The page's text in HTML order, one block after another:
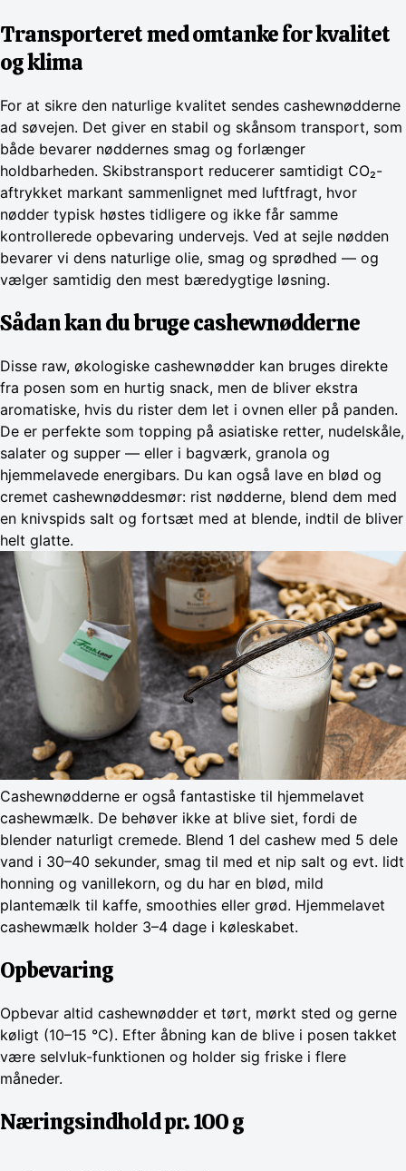
Transporteret med omtanke for kvalitet
og klima
For at sikre den naturlige kvalitet sendes cashewnødderne
ad søvejen. Det giver en stabil og skånsom transport, som
både bevarer nøddernes smag og forlænger
holdbarheden. Skibstransport reducerer samtidigt CO₂-
aftrykket markant sammenlignet med luftfragt, hvor
nødder typisk høstes tidligere og ikke får samme
kontrollerede opbevaring undervejs. Ved at sejle nødden
bevarer vi dens naturlige olie, smag og sprødhed — og
vælger samtidig den mest bæredygtige løsning.
Sådan kan du bruge cashewnødderne
Disse raw, økologiske cashewnødder kan bruges direkte
fra posen som en hurtig snack, men de bliver ekstra
aromatiske, hvis du rister dem let i ovnen eller på panden.
De er perfekte som topping på asiatiske retter, nudelskåle,
salater og supper — eller i bagværk, granola og
hjemmelavede energibars. Du kan også lave en blød og
cremet cashewnøddesmør: rist nødderne, blend dem med
en knivspids salt og fortsæt med at blende, indtil de bliver
helt glatte.
Cashewnødderne er også fantastiske til hjemmelavet
cashewmælk. De behøver ikke at blive siet, fordi de
blender naturligt cremede. Blend 1 del cashew med 5 dele
vand i 30–40 sekunder, smag til med et nip salt og evt. lidt
honning og vanillekorn, og du har en blød, mild
plantemælk til kaffe, smoothies eller grød. Hjemmelavet
cashewmælk holder 3–4 dage i køleskabet.
Opbevaring
Opbevar altid cashewnødder et tørt, mørkt sted og gerne
køligt (10–15 °C). Efter åbning kan de blive i posen takket
være selvluk-funktionen og holder sig friske i flere
måneder.
Næringsindhold pr. 100 g